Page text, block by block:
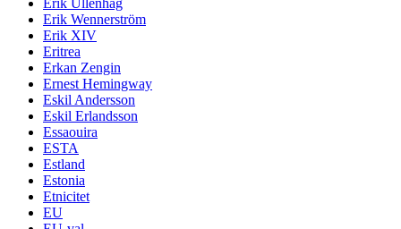
Erik Wennerström
Erik XIV
Eritrea
Erkan Zengin
Ernest Hemingway
Eskil Andersson
Eskil Erlandsson
Essaouira
ESTA
Estland
Estonia
Etnicitet
EU